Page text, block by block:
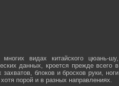
видах китайского цюань-шу,
данных, кроется прежде всего в
блоков и бросков руки, ноги
порой и в разных направлениях.